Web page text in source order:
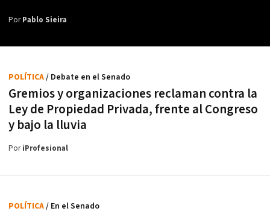
PorPablo Sieira
Gremios y organizaciones reclaman contra la
Ley de Propiedad Privada, frente al Congreso
y bajo la lluvia
POLÍTICA/ Debate en el Senado
PoriProfesional
POLÍTICA/ En el Senado